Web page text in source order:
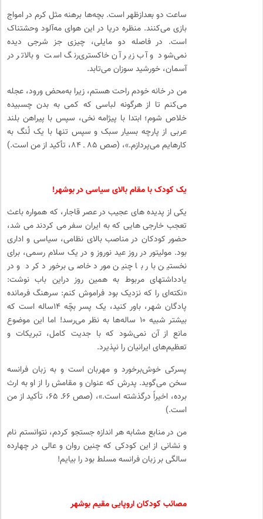
ساعت دو بعدازظهر است. بچه‌ها برهنه مثل کرم در امواج
بازی می‌کنند. منظره دریا در این هوای مه‌آلود وحشتناک
است. در فاصله دو مایلی، چیزی جز شرجی دیده
نمی‌شود و آب زیر آن خاکستری‌رنگ است و بالاتر در
آسمان، خورشید سوزان می‌تابد.
من در خانه خودم راحت هستم، زیرا به‌محض ورود، عجله
می‌کنم تا از هرگونه لباسی که کمی به بدن چسبیده
خلاص شوم؛ ابتدا با پیژامه نخی، سپس با پیراهن بلند
عربی از پارچه بسیار سبک و سپس تنها با یک لُنگ به
کارهایم می‌پردازم.»، (صص ۸۵ ـ ۸۴، تأکید از من است.)
یک کودک با مقام بالای سیاسی در بوشهر!
یکی از پدیده­ های عجیب در عصر قاجار، که همواره باعث
تعجب خارجی­ هایی که به ایران سفر می­ کردند می ­شد،
حضور کودکان در مناصب بالای نظامی، سیاسی و اداری
بود. مولیتور در روز عید نوروز و در یک سلام رسمی، برای
نخستین بار با چنین مورد خاصی برخورد کرد و در
یادداشت­های مربوط به همین روز دراین باب نوشت:
«نکته‌ای را که نزدیک بود فراموش کنم: سرهنگ فرمانده
پادگان شهر، باور کنید، یک پسر بچّه ۱۴ساله است که
بیشتر شبیه ۱۰ ساله‌ها به نظر می‌رسد! اما این موضوع
مانع از آن نمی‌شود که با جدیت کامل، تبریکات و
تعظیم‌های ایرانیان را نپذیرد.
پسرکی خوش‌برخورد و مهربان است و به زبان فرانسه
سخن می‌گوید. پدرش که عنوان و مقامش را از او به ارث
برده، اخیراً درگذشته است.»، (صص ۶۶ـ ۶۵، تأکید از من
است.)
من در منابع مشابه هر اندازه جستجو کردم، نتوانستم نام
و نشانی از این کودکی که چنین روان و عالی در چهارده
سالگی بر زبان فرانسه مسلط بود را بیایم!
مصائب کودکان اروپایی مقیم بوشهر